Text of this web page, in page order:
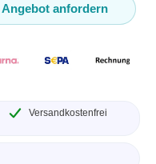
Angebot anfordern
Versandkostenfrei